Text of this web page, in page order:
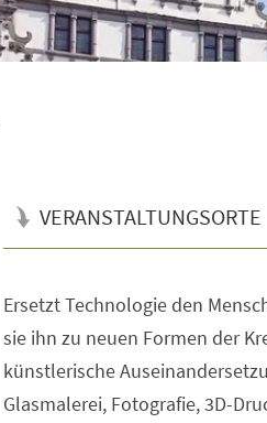
VERANSTALTUNGSORTE
Ersetzt Technologie den
sie ihn zu neuen Formen der
künstlerische
Glasmalerei, Fotografie, 3D-